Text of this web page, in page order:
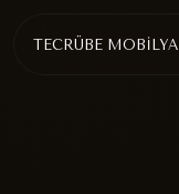
TECRÜBE MOBİLYA